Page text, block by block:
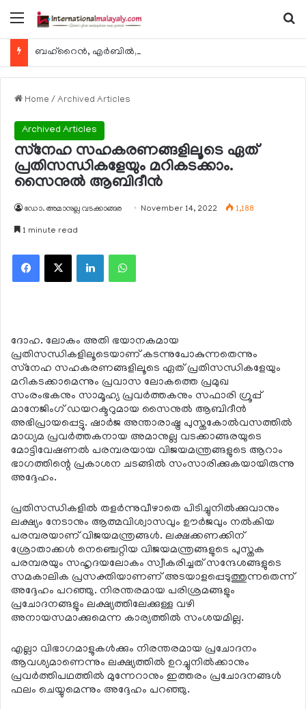
Menu
Home / Archived Articles
Archived Articles
സ്‌നേഹ സഹകരണങ്ങളിലൂടെ ഏത്
പ്രതിസന്ധികളേയും മറികടക്കാം.
സൈനുല്‍ ആബിദീന്‍
ഡോ. അമാനുല്ല വടക്കാങ്ങര November 14, 2022 1,188
1 minute read
Facebook
X LinkedInWhatsApp
ദോഹ. ലോകം അതി ഭയാനകമായ
പ്രതിസന്ധികളിലൂടെയാണ് കടന്നുപോകുന്നതെന്നും
സ്‌നേഹ സഹകരണങ്ങളിലൂടെ ഏത് പ്രതിസന്ധികളേയും
മറികടക്കാമെന്നും പ്രവാസ ലോകത്തെ പ്രമുഖ
സംരംഭകനും സാമൂഹ്യ പ്രവര്‍ത്തകനും സഫാരി ഗ്രൂപ്പ്
മാനേജിംഗ് ഡയറക്ടറുമായ സൈനുല്‍ ആബിദീന്‍
അഭിപ്രായപ്പെട്ടു. ഷാര്‍ജ അന്താരാഷ്ട്ര പുസ്തകോല്‍വസത്തില്‍
മാധ്യമ പ്രവര്‍ത്തകനായ അമാനുല്ല വടക്കാങ്ങരയുടെ
മോട്ടിവേഷണല്‍ പരമ്പരയായ വിജയമന്ത്രങ്ങളുടെ ആറാം
ഭാഗത്തിന്റെ പ്രകാശന ചടങ്ങില്‍ സംസാരിക്കുകയായിരുന്നു
അദ്ദേഹം.
പ്രതിസന്ധികളില്‍ തളര്‍ന്നുവീഴാതെ പിടിച്ചുനില്‍ക്കുവാനും
ലക്ഷ്യം നേടാനും ആത്മവിശ്വാസവും ഊര്‍ജവും നല്‍കിയ
പരമ്പരയാണ് വിജയമന്ത്രങ്ങള്‍. ലക്ഷക്കണക്കിന്
ശ്രോതാക്കള്‍ നെഞ്ചെറ്റിയ വിജയമന്ത്രങ്ങളുടെ പുസ്തക
പരമ്പരയും സഹൃദയലോകം സ്വീകരിച്ചത് സന്ദേശങ്ങളുടെ
സമകാലിക പ്രസക്തിയാണണ് അടയാളപ്പെടുത്തുന്നതെന്ന്
അദ്ദേഹം പറഞ്ഞു. നിരന്തരമായ പരിശ്രമങ്ങളും
പ്രചോദനങ്ങളും ലക്ഷ്യത്തിലേക്കുള്ള വഴി
അനായസമാക്കുമെന്ന കാര്യത്തില്‍ സംശയമില്ല.
എല്ലാ വിഭാഗമാളുകള്‍ക്കും നിരന്തരമായ പ്രചോദനം
ആവശ്യമാണെന്നും ലക്ഷ്യത്തില്‍ ഉറച്ചുനില്‍ക്കാനും
പ്രവര്‍ത്തിപഥത്തില്‍ മുന്നേറാനും ഇത്തരം പ്രചോദനങ്ങള്‍
ഫലം ചെയ്യുമെന്നും അദ്ദേഹം പറഞ്ഞു.